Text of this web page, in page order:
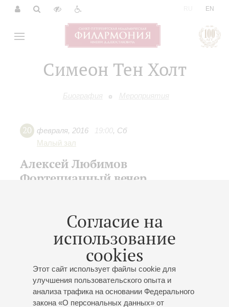
EN
Симеон Тен Холт
Биография Мероприятия
Согласие на
использование
cookies
Этот сайт использует файлы cookie для
улучшения пользовательского опыта и
анализа трафика на основании Федерального
закона «О персональных данных» от
20 февраля, 2016 19:00, Сб
Малый зал
Алексей Любимов
Фортепианный вечер
Алексей Любимов- фортепиано
де Хартман: «Искатели Истины.
Путешествия в недоступные места», музыка для
духовных упражненийПервое исполнение в Санкт-
Петербурге;Холт: «Сольный дьявольский танец IV»
Первое исполнение в Санкт-Петербурге